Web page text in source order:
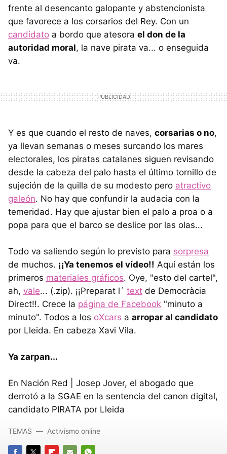
frente al desencanto galopante y abstencionista
que favorece a los corsarios del Rey. Con un
candidato a bordo que atesora el don de la
autoridad moral, la nave pirata va... o enseguida
va.
Y es que cuando el resto de naves, corsarias o no,
ya llevan semanas o meses surcando los mares
electorales, los piratas catalanes siguen revisando
desde la cabeza del palo hasta el último tornillo de
sujeción de la quilla de su modesto pero atractivo
galeón. No hay que confundir la audacia con la
temeridad. Hay que ajustar bien el palo a proa o a
popa para que el barco se deslice por las olas...
Todo va saliendo según lo previsto para sorpresa
de muchos. ¡¡Ya tenemos el vídeo!! Aquí están los
primeros materiales gráficos. Oye, "esto del cartel",
ah, vale... (.zip). ¡¡Preparat l´ text de Democràcia
Direct!!. Crece la página de Facebook "minuto a
minuto". Todos a los oXcars a arropar al candidato
por Lleida. En cabeza Xavi Vila.
Ya zarpan...
En Nación Red | Josep Jover, el abogado que
derrotó a la SGAE en la sentencia del canon digital,
candidato PIRATA por Lleida
TEMAS Activismo online